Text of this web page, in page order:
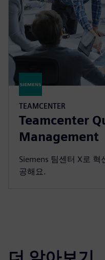
TEAMCENTER
Teamcenter
Management
Siemens 팀센터 X로
공해요.